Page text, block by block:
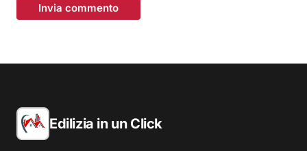
Invia commento
Edilizia in un Click